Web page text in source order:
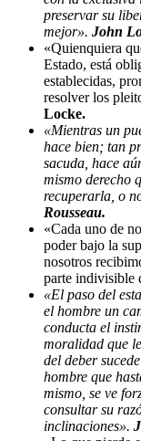
preservar su
mejor». John
«Quienquiera
Estado, está
establecidas,
resolver los
Locke.
«Mientras un
hace bien; tan
sacuda, hace
mismo derecho
recuperarla, o
Rousseau.
«Cada uno de
poder bajo la
nosotros
parte indivisible
«El paso del
el hombre un
conducta el
moralidad que
del deber
hombre que
mismo, se ve
consultar su
inclinaciones».